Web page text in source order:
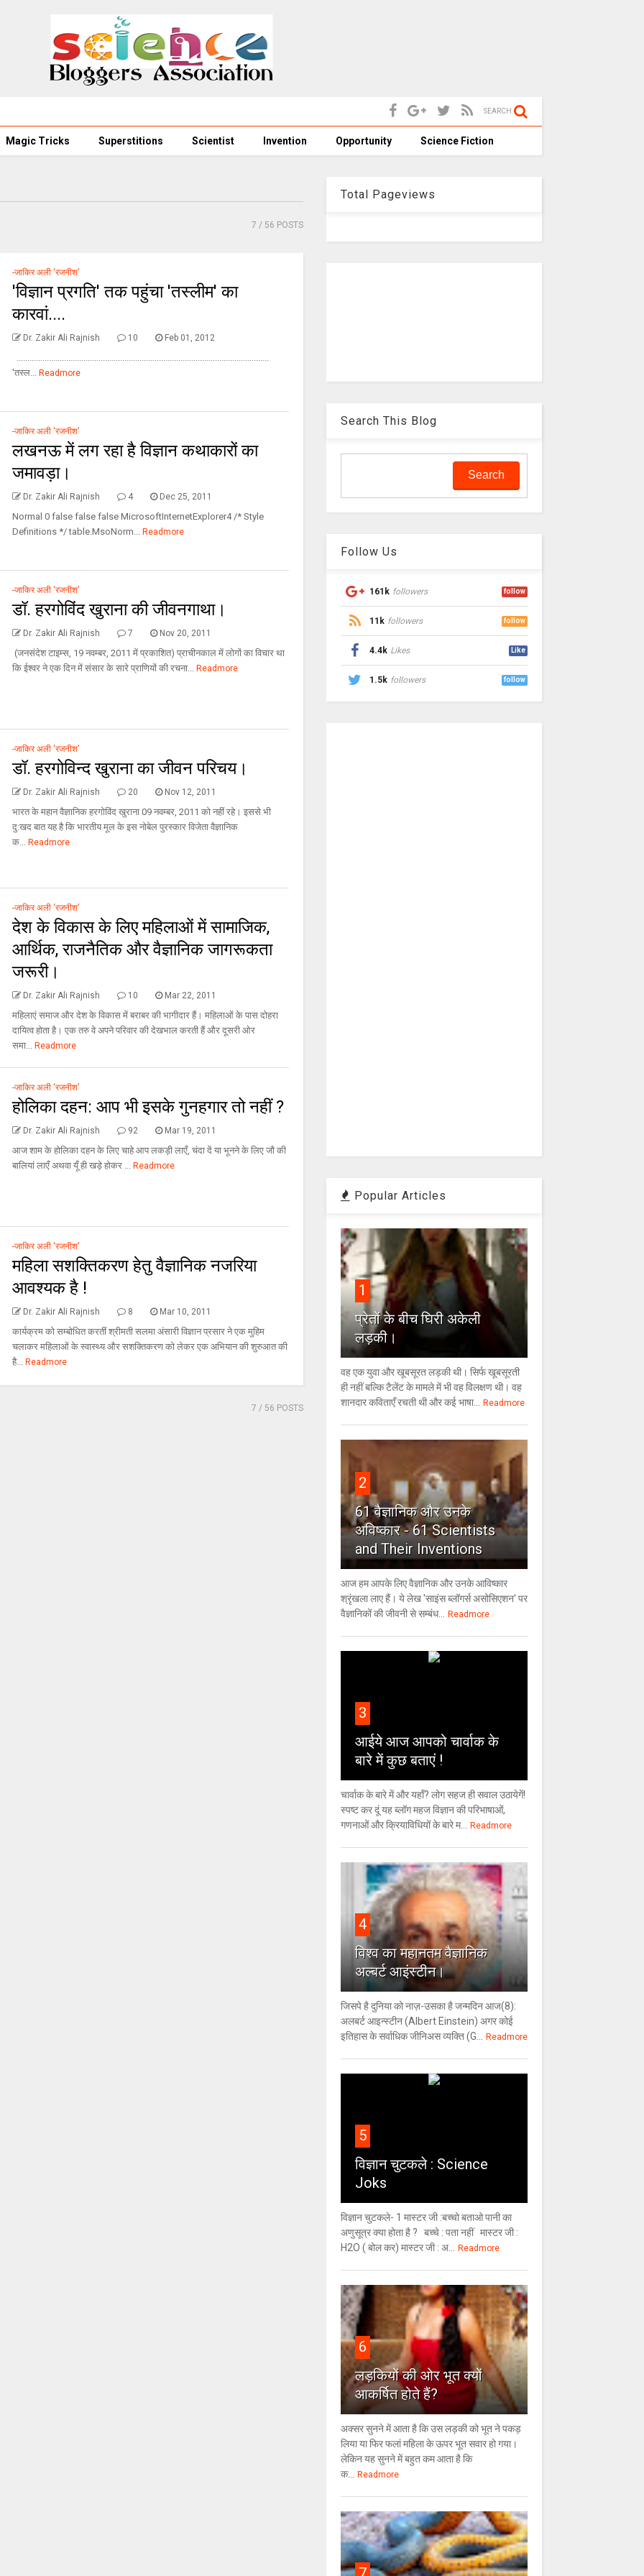
SEARCH
Magic Tricks Superstitions Scientist Invention Opportunity Science Fiction
7 / 56 POSTS
-जाकिर अली ‘रजनीश’
'विज्ञान प्रगति' तक पहुंचा 'तस्‍लीम' का
कारवां....
Dr. Zakir Ali Rajnish 10 Feb 01, 2012
.....................................................................................................................
'तस्‍ल... Readmore
-जाकिर अली ‘रजनीश’
लखनऊ में लग रहा है विज्ञान कथाकारों का
जमावड़ा।
Dr. Zakir Ali Rajnish 4 Dec 25, 2011
Normal 0 false false false MicrosoftInternetExplorer4 /* Style
Definitions */ table.MsoNorm... Readmore
-जाकिर अली ‘रजनीश’
डॉ. हरगोविंद खुराना की जीवनगाथा।
Dr. Zakir Ali Rajnish 7 Nov 20, 2011
(जनसंदेश टाइम्‍स, 19 नवम्‍बर, 2011 में प्रकाशित) प्राचीनकाल में लोगों का विचार था
कि ईश्‍वर ने एक दिन में संसार के सारे प्राणियों की रचना... Readmore
-जाकिर अली ‘रजनीश’
डॉ. हरगोविन्‍द खुराना का जीवन परिचय।
Dr. Zakir Ali Rajnish 20 Nov 12, 2011
भारत के महान वैज्ञानिक हरगोविंद खुराना 09 नवम्‍बर, 2011 को नहीं रहे। इससे भी
दु:खद बात यह है कि भारतीय मूल के इस नोबेल पुरस्‍कार विजेता वैज्ञानिक
क... Readmore
-जाकिर अली ‘रजनीश’
देश के विकास के लिए महिलाओं में सामाजिक,
आर्थिक, राजनैतिक और वैज्ञानिक जागरूकता
जरूरी।
Dr. Zakir Ali Rajnish 10 Mar 22, 2011
महिलाएं समाज और देश के विकास में बराबर की भागीदार हैं। महिलाओं के पास दोहरा
दायित्‍व होता है। एक तरु वे अपने परिवार की देखभाल करती हैं और दूसरी ओर
समा... Readmore
-जाकिर अली ‘रजनीश’
होलिका दहन: आप भी इसके गुनहगार तो नहीं ?
Dr. Zakir Ali Rajnish 92 Mar 19, 2011
आज शाम के होलिका दहन के लिए चाहे आप लकड़ी लाएँ, चंदा दें या भूनने के लिए जौ की
बालियां लाएँ अथवा यूँ ही खड़े होकर ... Readmore
-जाकिर अली ‘रजनीश’
महिला सशक्तिकरण हेतु वैज्ञानिक नजरिया
आवश्यक है !
Dr. Zakir Ali Rajnish 8 Mar 10, 2011
कार्यक्रम को सम्बोधित करतीं श्रीमती सलमा अंसारी विज्ञान प्रसार ने एक मुहिम
चलाकर महिलाओं के स्वास्थ्य और सशक्तिकरण को लेकर एक अभियान की शुरुआत की
है... Readmore
7 / 56 POSTS
Total Pageviews
Search This Blog
Follow Us
161k followers follow
11k followers follow
4.4k Likes Like
1.5k followers follow
Popular Articles
1
प्रेतों के बीच घिरी अकेली
लड़की।
वह एक युवा और खूबसूरत लड़की थी। सिर्फ खूबसूरती
ही नहीं बल्कि टैलेंट के मामले में भी वह विलक्षण थी। वह
शानदार कविताएँ रचती थी और कई भाषा...
Readmore
2
61 वैज्ञानिक और उनके
अविष्कार - 61 Scientists
and Their Inventions
आज हम आपके लिए वैज्ञानिक और उनके आविष्कार
श्रृंखला लाए हैं। ये लेख 'साइंस ब्लॉगर्स असोसिएशन' पर
वैज्ञा‍निकों की जीवनी से सम्बंध...
Readmore
3
आईये आज आपको चार्वाक के
बारे में कुछ बताएं !
चार्वाक के बारे में और यहाँ? लोग सहज ही सवाल उठायेगें!
स्पष्ट कर दूं यह ब्लॉग महज विज्ञान की परिभाषाओं,
गणनाओं और क्रियाविधियों के बारे म...
Readmore
4
विश्‍व का महानतम वैज्ञानिक
अल्बर्ट आइंस्टीन।
जिसपे है दुनिया को नाज़-उसका है जन्मदिन आज(8):
अलबर्ट आइन्स्टीन (Albert Einstein) अगर कोई
इतिहास के सर्वाधिक जीनिअस व्यक्ति (G...
Readmore
5
विज्ञान चुटकले : Science
Joks
विज्ञान चुटकले- 1 मास्टर जी :बच्चो बताओ पानी का
अणुसूत्र क्या होता है ? बच्चे : पता नहीं मास्टर जी :
H2O ( बोल कर) मास्टर जी : अ...
Readmore
6
लड़कियों की ओर भूत क्‍यों
आकर्षित होते हैं?
अक्सर सुनने में आता है कि उस लड़की को भूत ने पकड़
लिया या फिर फलां महिला के ऊपर भूत सवार हो गया।
लेकिन यह सुनने में बहुत कम आता है कि
क...
Readmore